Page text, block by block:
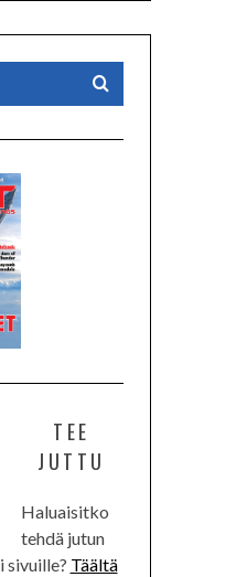
TEE
JUTTU
Haluaisitko
tehdä jutun
sivuille? Täältä